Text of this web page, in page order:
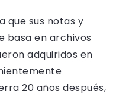
que sus notas y
basa en archivos
adquiridos en
20 años después,